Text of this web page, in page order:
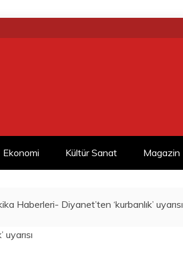
Ekonomi Kültür Sanat Magazin
Haberleri- Diyanet’ten ‘kurbanlık’ uyarısı